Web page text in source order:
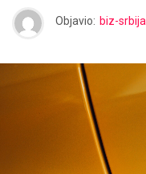
Objavio: biz-srbija